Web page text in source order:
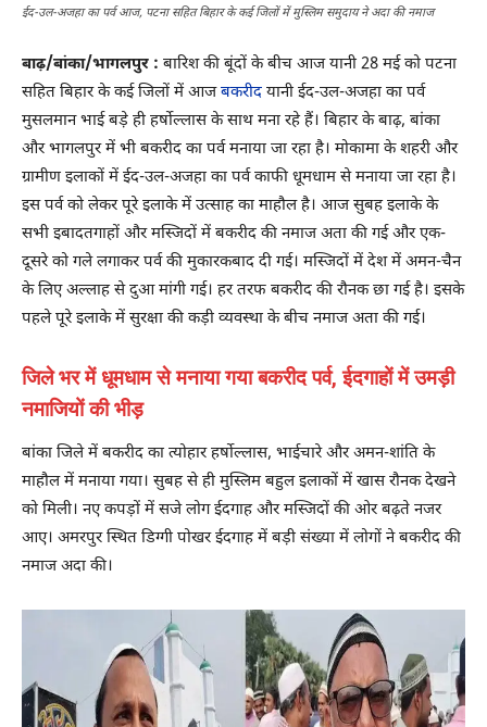
ईद-उल-अजहा का पर्व आज, पटना सहित बिहार के कई जिलों में मुस्लिम समुदाय ने अदा की नमाज
बाढ़/बांका/भागलपुर : बारिश की बूंदों के बीच आज यानी 28 मई को पटना
सहित बिहार के कई जिलों में आजबकरीद यानी ईद-उल-अजहा का पर्व
मुसलमान भाई बड़े ही हर्षोल्लास के साथ मना रहे हैं। बिहार के बाढ़, बांका
और भागलपुर में भी बकरीद का पर्व मनाया जा रहा है। मोकामा के शहरी और
ग्रामीण इलाकों में ईद-उल-अजहा का पर्व काफी धूमधाम से मनाया जा रहा है।
इस पर्व को लेकर पूरे इलाके में उत्साह का माहौल है। आज सुबह इलाके के
सभी इबादतगाहों और मस्जिदों में बकरीद की नमाज अता की गई और एक-
दूसरे को गले लगाकर पर्व की मुकारकबाद दी गई। मस्जिदों में देश में अमन-चैन
के लिए अल्लाह से दुआ मांगी गई। हर तरफ बकरीद की रौनक छा गई है। इसके
पहले पूरे इलाके में सुरक्षा की कड़ी व्यवस्था के बीच नमाज अता की गई।
जिले भर में धूमधाम से मनाया गया बकरीद पर्व, ईदगाहों में उमड़ी
नमाजियों की भीड़
बांका जिले में बकरीद का त्योहार हर्षोल्लास, भाईचारे और अमन-शांति के
माहौल में मनाया गया। सुबह से ही मुस्लिम बहुल इलाकों में खास रौनक देखने
को मिली। नए कपड़ों में सजे लोग ईदगाह और मस्जिदों की ओर बढ़ते नजर
आए। अमरपुर स्थित डिग्गी पोखर ईदगाह में बड़ी संख्या में लोगों ने बकरीद की
नमाज अदा की।